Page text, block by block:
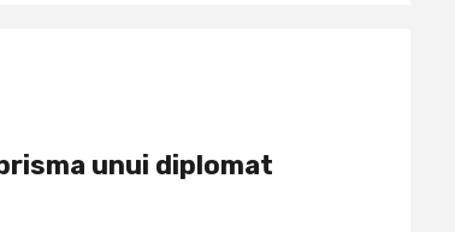
unui diplomat